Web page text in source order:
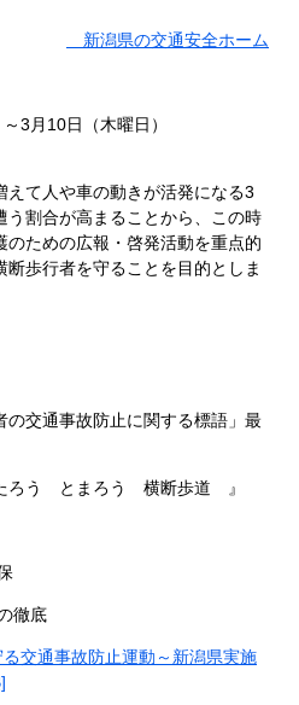
新潟県の交通安全ホーム
3月10日（木曜日）
て人や車の動きが活発になる3
う割合が高まることから、この時
ための広報・啓発活動を重点的
歩行者を守ることを目的としま
交通事故防止に関する標語」最
とまろう 横断歩道 』
徹底
交通事故防止運動～新潟県実施